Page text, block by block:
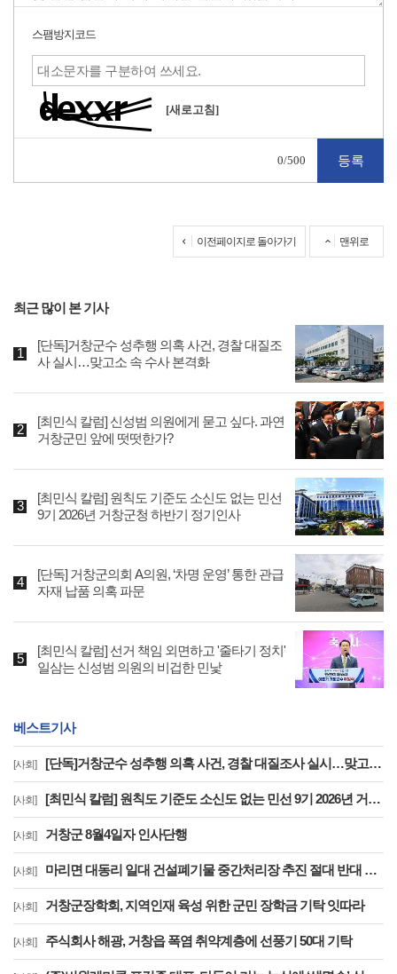
스팸방지코드
[새로고침]
0/500
이전페이지로 돌아가기 맨위로
최근 많이 본 기사
[단독]거창군수 성추행 의혹 사건, 경찰 대질조
사 실시…맞고소 속 수사 본격화
[최민식 칼럼] 신성범 의원에게 묻고 싶다. 과연
거창군민 앞에 떳떳한가?
[최민식 칼럼] 원칙도 기준도 소신도 없는 민선
9기 2026년 거창군청 하반기 정기인사
[단독] 거창군의회 A의원, ‘차명 운영’ 통한 관급
자재 납품 의혹 파문
[최민식 칼럼] 선거 책임 외면하고 '줄타기 정치'
일삼는 신성범 의원의 비겁한 민낯
베스트기사
[사회] [단독]거창군수 성추행 의혹 사건, 경찰 대질조사 실시…맞고소 속 수사 본격화
[사회] [최민식 칼럼] 원칙도 기준도 소신도 없는 민선 9기 2026년 거창군청 하반기 정기인사
[사회] 거창군 8월4일자 인사단행
[사회] 마리면 대동리 일대 건설폐기물 중간처리장 추진 절대 반대 기자 회견 및 집회
[사회] 거창군장학회, 지역인재 육성 위한 군민 장학금 기탁 잇따라
[사회] 주식회사 해광, 거창읍 폭염 취약계층에 선풍기 50대 기탁